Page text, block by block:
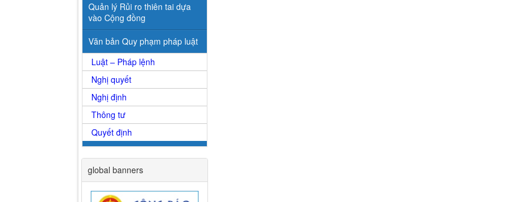
Quản lý Rủi ro thiên tai dựa
vào Cộng đồng
Văn bản Quy phạm pháp luật
Luật – Pháp lệnh
Nghị quyết
Nghị định
Thông tư
Quyết định
global banners